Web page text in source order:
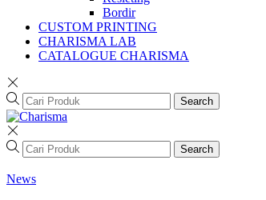
Bordir
CUSTOM PRINTING
CHARISMA LAB
CATALOGUE CHARISMA
Search
Search
News